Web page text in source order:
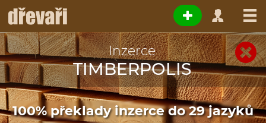
Inzerce
TIMBERPOLIS
100% překlady inzerce do 29 jazyků